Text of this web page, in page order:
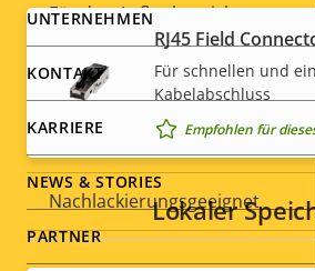
Für den Außenbereich
geeignet
Vandalismus-Schutzklasse
IP-Schutzklasse
Nachlackierungsgeeignet
RJ45 Field
Für schnellen und
Kabelabschluss
Empfohlen für
Lokaler
Footer
menu
UNTERNEHMEN
KONTAKT
KARRIERE
NEWS & STORIES
PARTNER